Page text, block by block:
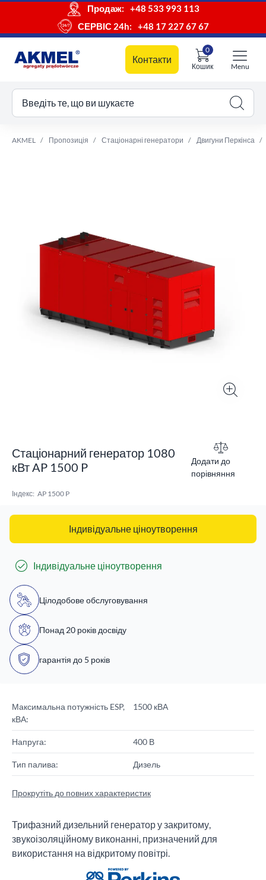
Продаж:
+48 533 993 113
СЕРВІС 24h:
+48 17 227 67 67
Контакти
Кошик
0
кошик
Menu
Введіть те, що ви шукаєте
AKMEL Пропозиція Стаціонарні генератори Двигуни Перкінса
Стаціонарний генератор 1080
кВт AP 1500 P
Додати до
порівняння
Індекс: AP 1500 P
Індивідуальне ціноутворення
Індивідуальне ціноутворення
Цілодобове обслуговування
Понад 20 років досвіду
гарантія до 5 років
Максимальна потужність ESP,
кВА:
1500 кВА
Напруга: 400 В
Тип палива: Дизель
Прокрутіть до повних характеристик
Трифазний дизельний генератор у закритому,
звукоізоляційному виконанні, призначений для
використання на відкритому повітрі.